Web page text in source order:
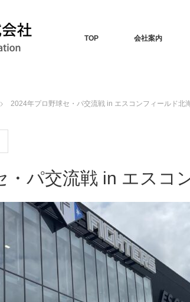
TOP 会社案内
2024年プロ野球セ・パ交流戦 in エスコンフィールド北
・パ交流戦 in エスコ